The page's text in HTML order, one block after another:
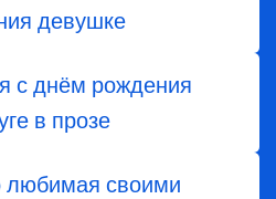
девушке
с днём рождения
в прозе
любимая своими